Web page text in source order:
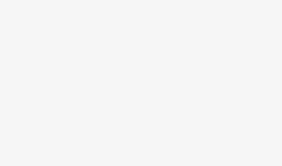
przepisami prawa w celu:
a w szczególności ustawy z dnia 8 marca 1990 r. o
a także obowiązków i zadań zleconych przez instytucje
lub innej osoby fizycznej;
są wyłącznie na podstawie wcześniej udzielonej zgody
w pkt. 3, dane osobowe mogą być udostępniane innym